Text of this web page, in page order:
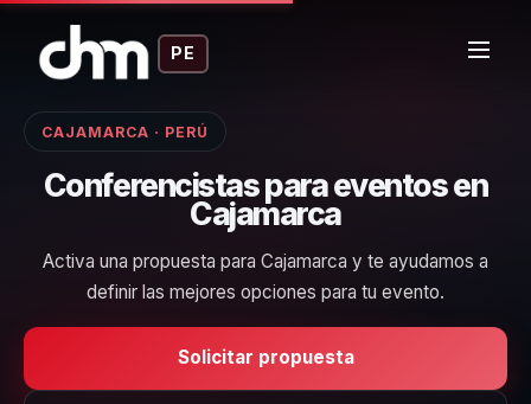
PE
CAJAMARCA · PERÚ
Conferencistas para eventos en
Cajamarca
Activa una propuesta para Cajamarca y te ayudamos a
definir las mejores opciones para tu evento.
Solicitar propuesta